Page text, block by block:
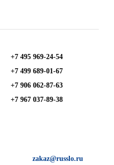
+7 495 969-24-54
+7 499 689-01-67
+7 906 062-87-63
+7 967 037-89-38
zakaz@russlo.ru